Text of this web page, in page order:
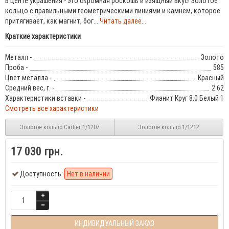
кольцо с правильными геометрическими линиями и камнем, которое
притягивает, как магнит, бог... Читать далее...
Краткие характеристики
Металл -
Золото
Проба -
585
Цвет металла -
Красный
Средний вес, г. -
2.62
Характеристики вставки -
Фианит Круг 8,0 Белый 1
Смотреть все характеристики
Золотое кольцо Cartier 1/1207 Золотое кольцо 1/1212
17 030 грн.
Доступность: Нет в наличии
ИНДИВИДУАЛЬНЫЙ ЗАКАЗ